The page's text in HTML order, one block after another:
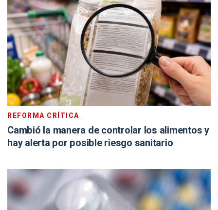
REFORMA CRÍTICA
Cambió la manera de controlar los alimentos y
hay alerta por posible riesgo sanitario